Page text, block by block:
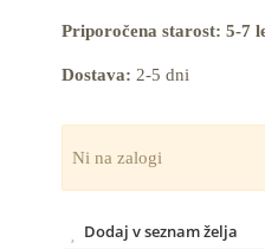
Priporočena starost: 5-7
Dostava: 2-5 dni
Ni na zalogi
Dodaj v seznam želja